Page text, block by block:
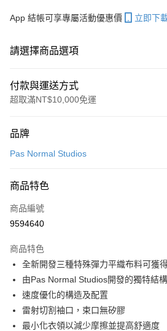
App 結帳可享專屬活動優惠價 立即下
請選擇商品選項
付款與運送方式
超取滿NT$10,000免運
信用卡一次付款
LINE Pay
Apple Pay
運送方式
全家店到店
每筆NT$80，滿NT$10,000(含以上)免運費
付款後全家取貨
品牌
Pas Normal Studios
商品特色
商品編號
9594640
商品特色
全新開發三種特殊彈力平織布料可獲
由Pas Normal Studios開發的獨特結
速度優化的構造及配置
雷射切割袖口，束口無矽膠
最小化衣領以減少摩擦並提高舒適度